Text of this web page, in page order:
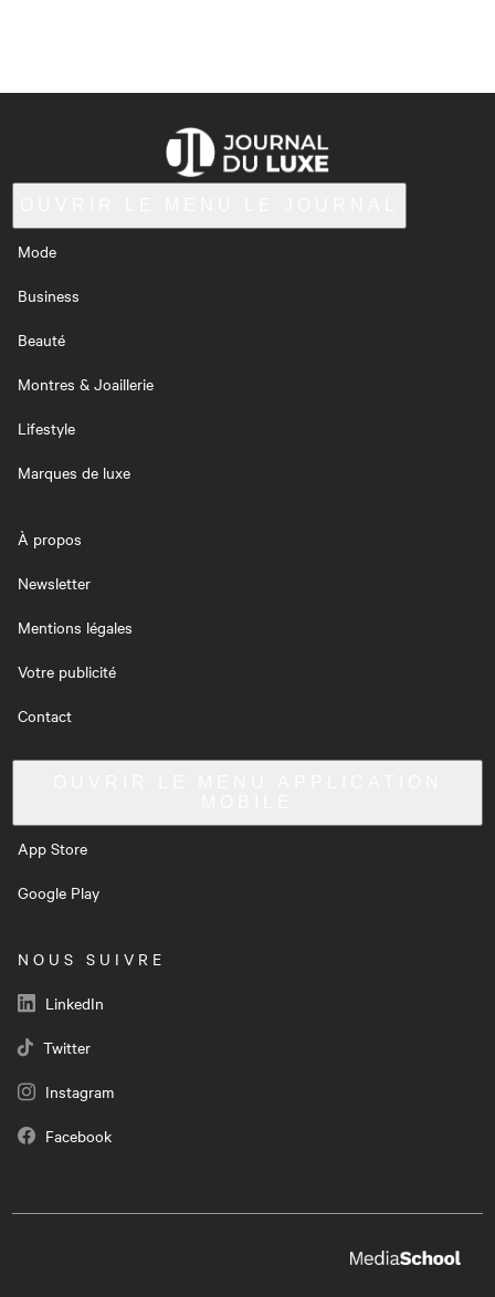
Mode
Business
Beauté
Montres & Joaillerie
Lifestyle
Marques de luxe
À propos
Newsletter
Mentions légales
Votre publicité
Contact
App Store
Google Play
NOUS SUIVRE
LinkedIn
Twitter
Instagram
Facebook